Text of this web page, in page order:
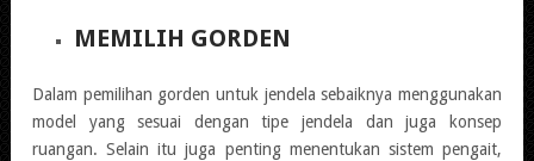
MEMILIH GORDEN
Dalam pemilihan gorden untuk jendela sebaiknya menggunakan
model yang sesuai dengan tipe jendela dan juga konsep
ruangan. Selain itu juga penting menentukan sistem pengait,